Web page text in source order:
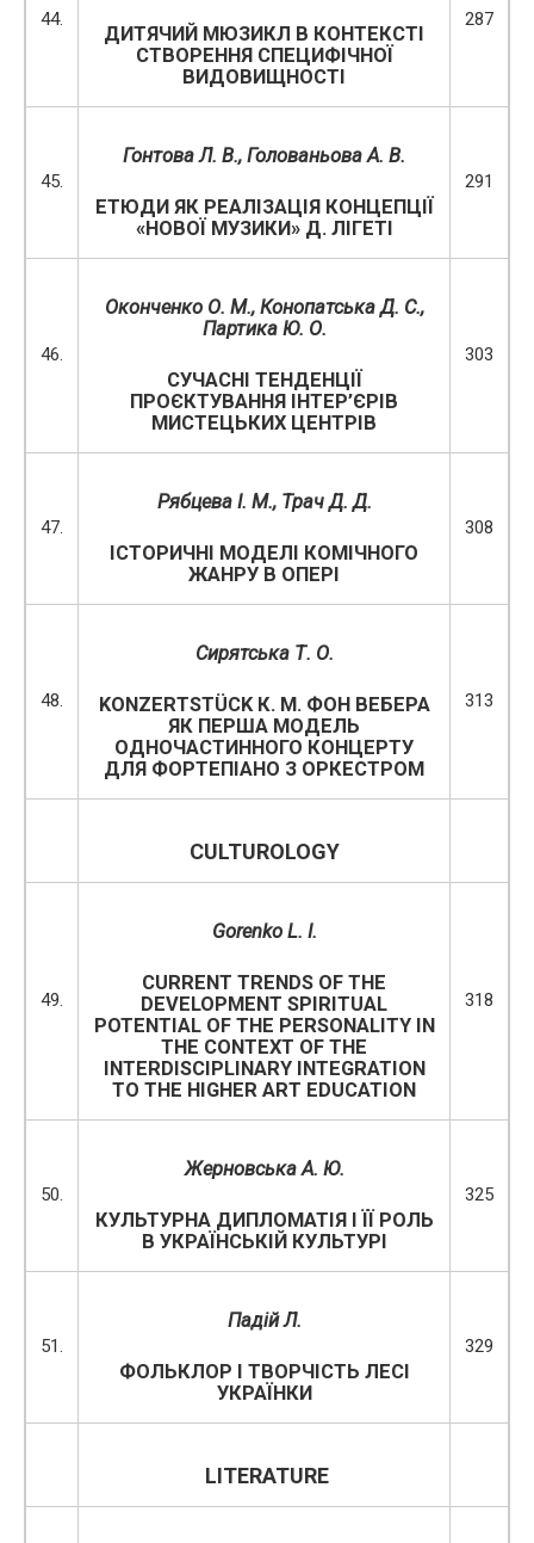
44.
ДИТЯЧИЙ МЮЗИКЛ В КОНТЕКСТІ
СТВОРЕННЯ СПЕЦИФІЧНОЇ
ВИДОВИЩНОСТІ
287
45.
Гонтова Л. В., Голованьова А. В.
ЕТЮДИ ЯК РЕАЛІЗАЦІЯ КОНЦЕПЦІЇ
«НОВОЇ МУЗИКИ» Д. ЛІГЕТІ
291
46.
Оконченко О. М., Конопатська Д. С.,
Партика Ю. О.
СУЧАСНІ ТЕНДЕНЦІЇ
ПРОЄКТУВАННЯ ІНТЕР’ЄРІВ
МИСТЕЦЬКИХ ЦЕНТРІВ
303
47.
Рябцева І. М., Трач Д. Д.
ІСТОРИЧНІ МОДЕЛІ КОМІЧНОГО
ЖАНРУ В ОПЕРІ
308
48.
Сирятська Т. О.
KONZERTSTÜCK К. М. ФОН ВЕБЕРА
ЯК ПЕРША МОДЕЛЬ
ОДНОЧАСТИННОГО КОНЦЕРТУ
ДЛЯ ФОРТЕПІАНО З ОРКЕСТРОМ
313
CULTUROLOGY
49.
Gorenko L. I.
CURRENT TRENDS OF THE
DEVELOPMENT SPIRITUAL
POTENTIAL OF THE PERSONALITY IN
THE CONTEXT OF THE
INTERDISCIPLINARY INTEGRATION
TO THE HIGHER ART EDUCATION
318
50.
Жерновська А. Ю.
КУЛЬТУРНА ДИПЛОМАТІЯ І ЇЇ РОЛЬ
В УКРАЇНСЬКІЙ КУЛЬТУРІ
325
51.
Падій Л.
ФОЛЬКЛОР І ТВОРЧІСТЬ ЛЕСІ
УКРАЇНКИ
329
LITERATURE